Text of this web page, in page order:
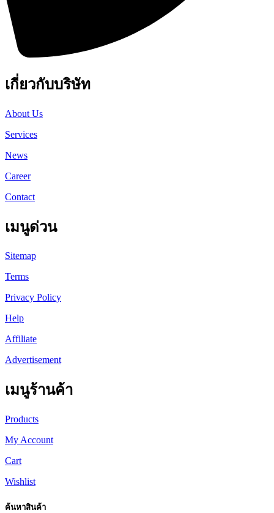
เกี่ยวกับบริษัท
About Us
Services
News
Career
Contact
เมนูด่วน
Sitemap
Terms
Privacy Policy
Help
Affiliate
Advertisement
เมนูร้านค้า
Products
My Account
Cart
Wishlist
ค้นหาสินค้า